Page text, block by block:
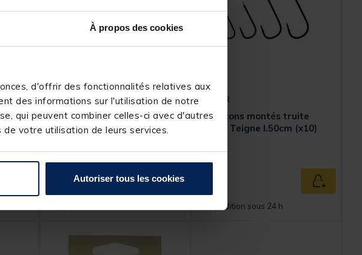
À propos des cookies
d'offrir des fonctionnalités relatives aux
des informations sur l'utilisation de notre
qui peuvent combiner celles-ci avec d'autres
votre utilisation de leurs services.
Autoriser tous les cookies
Rating
RAGOT
Hameçons montés truite
waterqueen bleu renversé à
Ajouter au panier
OWNER
Hameçons montés truite
Owner Teigne l.50cm (x10)
00 € Ajouter
Expédition sous 24 h